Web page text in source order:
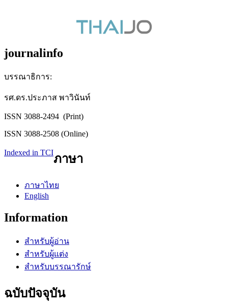
journalinfo
บรรณาธิการ:
รศ.ดร.ประภาส พาวินันท์
ISSN 3088-2494 (Print)
ISSN 3088-2508 (Online)
Indexed in TCIภาษา
ภาษาไทย
English
Information
สำหรับผู้อ่าน
สำหรับผู้แต่ง
สำหรับบรรณารักษ์
ฉบับปัจจุบัน